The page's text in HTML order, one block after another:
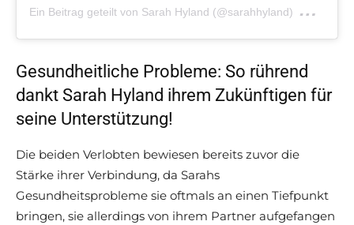
Ein Beitrag geteilt von Sarah Hyland (@sarahhyland)
Gesundheitliche Probleme: So rührend
dankt Sarah Hyland ihrem Zukünftigen für
seine Unterstützung!
Die beiden Verlobten bewiesen bereits zuvor die
Stärke ihrer Verbindung, da Sarahs
Gesundheitsprobleme sie oftmals an einen Tiefpunkt
bringen, sie allerdings von ihrem Partner aufgefangen